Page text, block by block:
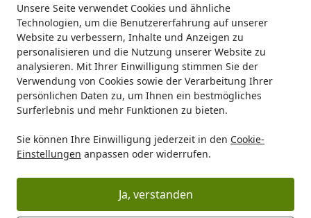
Unsere Seite verwendet Cookies und ähnliche
Technologien, um die Benutzererfahrung auf unserer
Website zu verbessern, Inhalte und Anzeigen zu
personalisieren und die Nutzung unserer Website zu
analysieren. Mit Ihrer Einwilligung stimmen Sie der
Verwendung von Cookies sowie der Verarbeitung Ihrer
persönlichen Daten zu, um Ihnen ein bestmögliches
Surferlebnis und mehr Funktionen zu bieten.
Sie können Ihre Einwilligung jederzeit in den Cookie-
Einstellungen anpassen oder widerrufen.
Ja, verstanden
Karibu Pools inkl. gratis Sandfilteranlage & Pool-
Starterset (Gesamtwert bis 468,99€)
Startseite
Marken Skan Holz Skan Holz Fichtelberg
Skan Holz Fichtelberg
Ihre Artikelübersicht